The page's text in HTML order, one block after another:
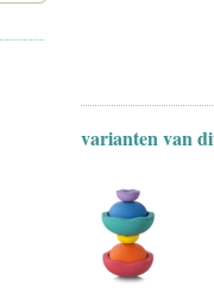
varianten van